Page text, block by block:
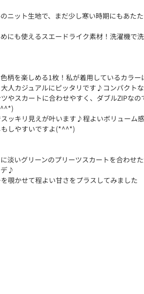
ニット生地で、まだ少し寒い時期にもあた
にも使えるスエードライク素材！洗濯機で
柄を楽しめる1枚！私が着用しているカラー
人カジュアルにピッタリです♪コンパクト
やスカートに合わせやすく、ダブルZIPなの
ッキリ見えが叶います♪程よいボリューム
しやすいですよ(*^^*)
淡いグリーンのプリーツスカートを合わせ
デ♪
覗かせて程よい甘さをプラスしてみました